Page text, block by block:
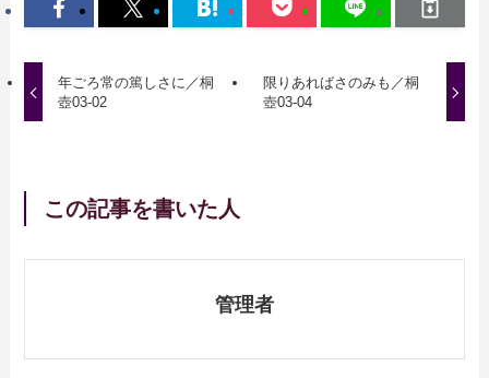
年ごろ常の篤しさに／桐
壺03-02
限りあればさのみも／桐
壺03-04
この記事を書いた人
管理者